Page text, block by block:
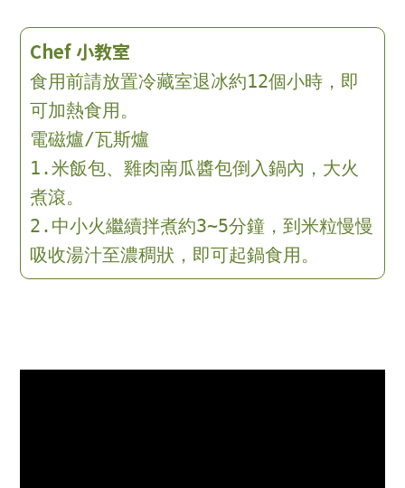
Chef 小教室
食用前請放置冷藏室退冰約12個小時，即
可加熱食用。
電磁爐/瓦斯爐
1.米飯包、雞肉南瓜醬包倒入鍋內，大火
煮滾。
2.中小火繼續拌煮約3~5分鐘，到米粒慢慢
吸收湯汁至濃稠狀，即可起鍋食用。